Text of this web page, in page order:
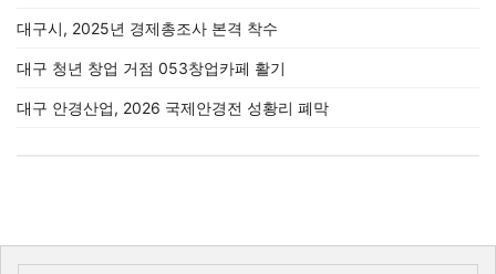
대구시, 2025년 경제총조사 본격 착수
대구 청년 창업 거점 053창업카페 활기
대구 안경산업, 2026 국제안경전 성황리 폐막